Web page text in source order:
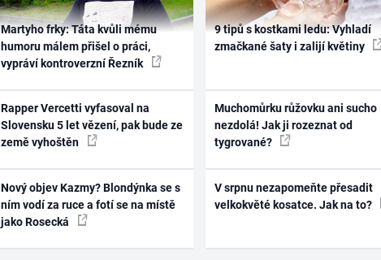
Martyho frky: Táta kvůli mému
humoru málem přišel o práci,
vypráví kontroverzní Řezník
Rapper Vercetti vyfasoval na
Slovensku 5 let vězení, pak bude ze
země vyhoštěn
Nový objev Kazmy? Blondýnka se s
ním vodí za ruce a fotí se na místě
jako Rosecká
9 tipů s kostkami ledu: Vyhladí
zmačkané šaty i zalijí květiny
Muchomůrku růžovku ani sucho
nezdolá! Jak ji rozeznat od
tygrované?
V srpnu nezapomeňte přesadit
velkokvěté kosatce. Jak na to?